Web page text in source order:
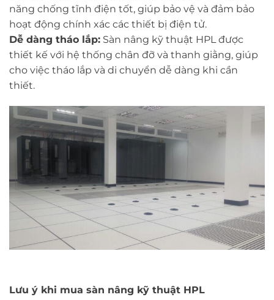
năng chống tĩnh điện tốt, giúp bảo vệ và đảm bảo
hoạt động chính xác các thiết bị điện tử.
Dễ dàng tháo lắp: Sàn nâng kỹ thuật HPL được
thiết kế với hệ thống chân đỡ và thanh giằng, giúp
cho việc tháo lắp và di chuyển dễ dàng khi cần
thiết.
Lưu ý khi mua sàn nâng kỹ thuật HPL